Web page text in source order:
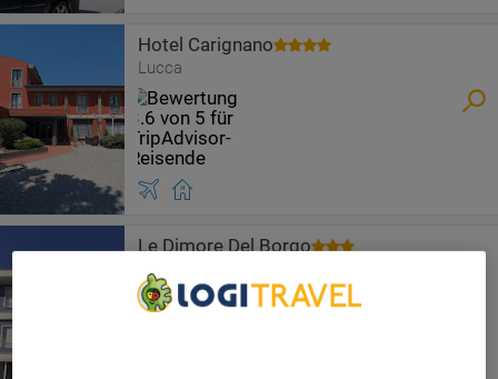
Hotel Carignano
Lucca
Le Dimore Del Borgo
Lucca